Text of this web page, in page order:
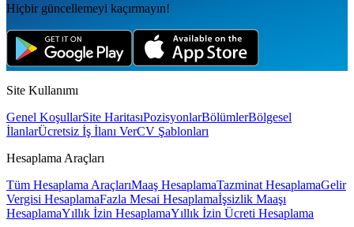
Hiçbir güncellemeyi kaçırmayın!
Site Kullanımı
Genel KoşullarSite HaritasıPozisyonlarBölümlerBölgesel
İlanlarÜcretsiz İş İlanı VerCV Şablonları
Hesaplama Araçları
Tüm Hesaplama AraçlarıMaaş HesaplamaTazminat HesaplamaGelir
Vergisi HesaplamaFazla Mesai Hesaplamaİşsizlik Maaşı
HesaplamaYıllık İzin HesaplamaYıllık İzin Ücreti Hesaplama